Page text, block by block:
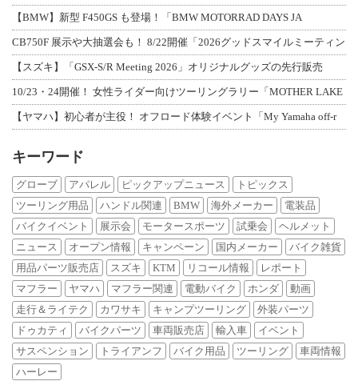
【BMW】新型 F450GS も登場！「BMW MOTORRAD DAYS JA
CB750F 展示や大抽選会も！ 8/22開催「2026グッドスマイルミーティン
【スズキ】「GSX-S/R Meeting 2026」オリジナルグッズの先行販売
10/23・24開催！ 女性ライダー向けツーリングラリー「MOTHER LAKE
【ヤマハ】初心者が主役！ オフロード体験イベント「My Yamaha off-r
キーワード
グローブ アパレル ピックアップニュース
トピックス
ツーリング用品
ハンドル関連 BMW 海外メーカー
電装品
バイクイベント
展示会 モータースポーツ 試乗会
ヘルメット
ニュース
オープン情報 キャンペーン 国内メーカー
バイク雑貨
用品パーツ販売店
スズキ KTM リコール情報
レポート
マフラー
ヤマハ マフラー関連 電動バイク ホンダ
動画
走行＆ライテク
カワサキ キャンプツーリング
外装パーツ
ドゥカティ
バイクパーツ 車両販売店 輸入車
イベント
サスペンション
トライアンフ バイク用品 ツーリング
車両情報
ハーレー